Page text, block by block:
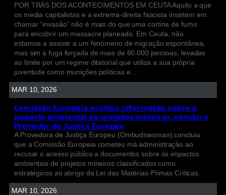
POR TRÁS DOS ACONTECIMENTOS EM CEUTA Aquilo a que
os media capitalistas e a extrema-direita fascista insistem em
chamar “invasão” não é mais do que uma cortina de fumo
para encobrir um massacre planeado. Em Ceuta, não
estamos a assistir a um fenómeno de migração espontânea,
mas sim à fuga forçada de mais de 60.000 pessoas, levadas
ao limite por um regime ditatorial que utiliza a sua própria
juventude como munições políticas e…
MAR 10, 2026
Comissão Europeia ocultou informação sobre o
impacto ambiental de projetos mineiros, conclui o
Provedor de Justiça Europeu
A Provedora de Justiça Europeu (Ombudswoman) concluiu
que a Comissão Europeia cometeu má administração ao
recusar o acesso público a documentos sobre os impactos
ambientais de projetos mineiros classificados como
estratégicos ao abrigo da Lei das Matérias-Primas Críticas.
MAR 10, 2026